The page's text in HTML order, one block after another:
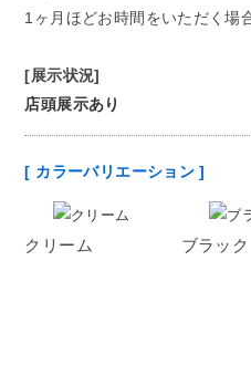
1ヶ月ほどお時間をいただく場
[展示状況]
店頭展示あり
[ カラーバリエーション ]
クリーム ブラック